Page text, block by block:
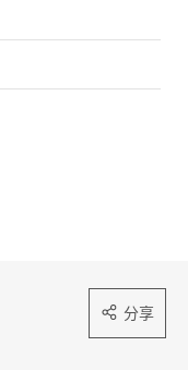
分享